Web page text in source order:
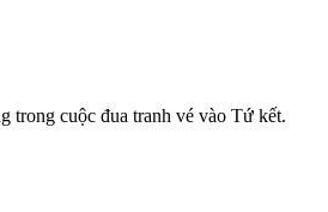
trong cuộc đua tranh vé vào Tứ kết.